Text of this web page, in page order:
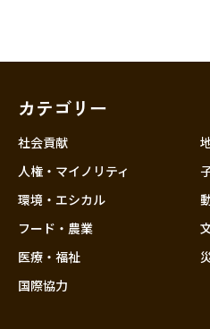
カテゴリー
社会貢献
人権・マイノリティ
環境・エシカル
フード・農業
医療・福祉
国際協力